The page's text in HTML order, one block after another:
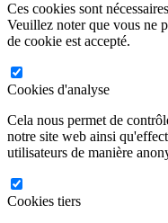
Ces cookies sont
Veuillez noter que vous ne
de cookie est accepté.
Cookies d'analyse
Cela nous permet de
notre site web ainsi
utilisateurs de manière
Cookies tiers